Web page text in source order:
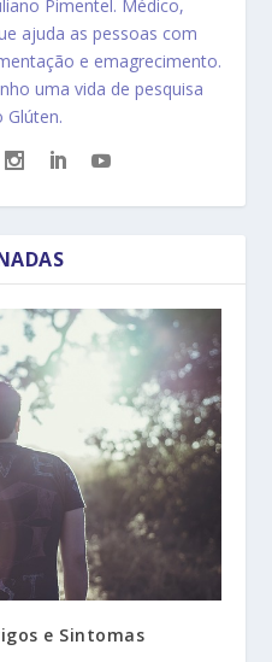
Pimentel. Médico,
ajuda as pessoas com
e emagrecimento.
uma vida de pesquisa
Glúten.
e Sintomas